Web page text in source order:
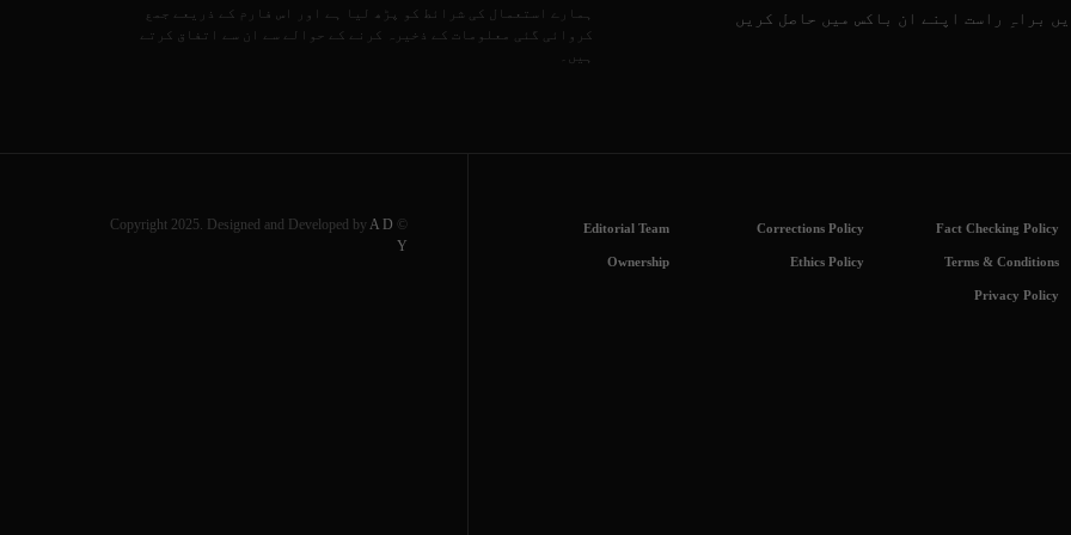
براہِ راست اپنے ان باکس میں حاصل کریں
ہمارے استعمال کی شرائط کو پڑھ لیا ہے اور اس فارم کے ذریعے جمع
کروائی گئی معلومات کے ذخیرہ کرنے کے حوالے سے ان سے اتفاق کرتے
Fact Checking Policy
Corrections Policy
Editorial Team
Terms & Conditions
Ethics Policy
Ownership
Privacy Policy
© Copyright 2025. Designed and Developed by
A D
Y